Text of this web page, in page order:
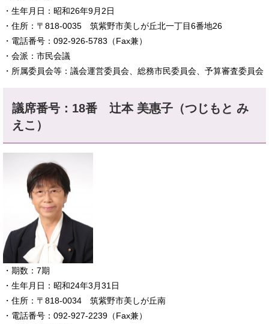
・生年月日：昭和26年9月2日
・住所：〒818-0035 筑紫野市美しが丘北一丁目6番地26
・電話番号：092-926-5783（Fax兼）
​・会派：市民会議
・所属委員会等：議会運営委員会、総務市民委員会、予算審査委員会
議席番号：18番 辻本 美惠子（つじもと み
えこ）
​・期数：7期
・生年月日：昭和24年3月31日
・住所：〒818-0034 筑紫野市美しが丘南
・電話番号：092-927-2239（Fax兼）